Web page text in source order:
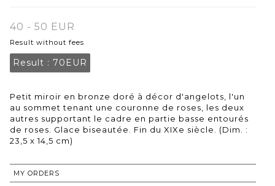
40 - 50 EUR
Result without fees
Result : 70EUR
Petit miroir en bronze doré à décor d'angelots, l'un
au sommet tenant une couronne de roses, les deux
autres supportant le cadre en partie basse entourés
de roses. Glace biseautée. Fin du XIXe siècle. (Dim. :
23,5 x 14,5 cm)
MY ORDERS